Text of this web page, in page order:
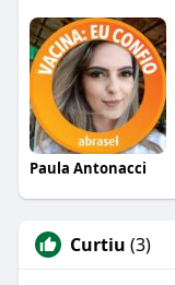
Paula Antonacci
Curtiu (3)